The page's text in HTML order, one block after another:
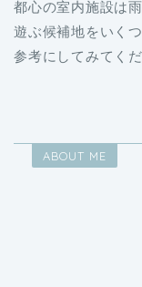
参考にしてみてく
事務員として働